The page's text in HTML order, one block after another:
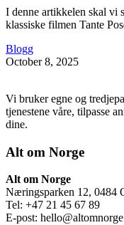
I denne artikkelen skal vi
klassiske filmen Tante
Blogg
October 8, 2025
Vi bruker egne og
tjenestene våre, tilpasse
dine.
Alt om Norge
Alt om Norge
Næringsparken 12, 0484
Tel: +47 21 45 67 89
E-post: